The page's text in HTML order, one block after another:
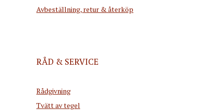
Avbeställning, retur & återköp
RÅD & SERVICE
Rådgivning
Tvätt av tegel